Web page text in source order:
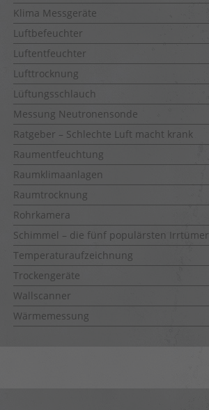
Klima Messgeräte
Luftbefeuchter
Luftentfeuchter
Lufttrocknung
Lüftungsschlauch
Messung Neutronensonde
Ratgeber – Schlechte Luft macht krank
Raumentfeuchtung
Raumklimaanlagen
Raumtrocknung
Rohrkamera
Schimmel – die fünf populärsten Irrtümer
Temperaturaufzeichnung
Trockengeräte
Wallscanner
Wärmemessung